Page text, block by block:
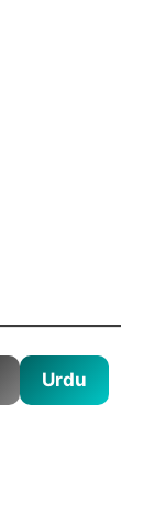
Urdu